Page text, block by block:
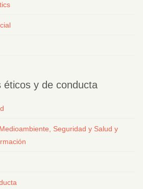
éticos y de conducta
Seguridad y Salud y